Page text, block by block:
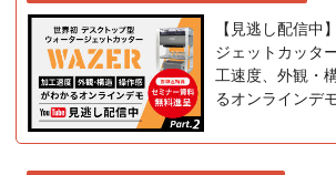
【見逃し配信中
ジェットカッタ
工速度、外観・
るオンラインデ